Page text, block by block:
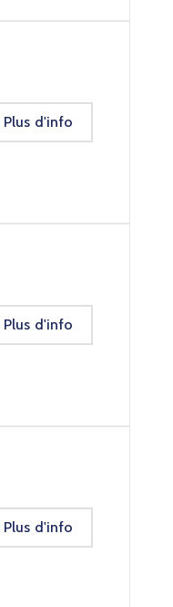
Plus d'info
Plus d'info
Plus d'info